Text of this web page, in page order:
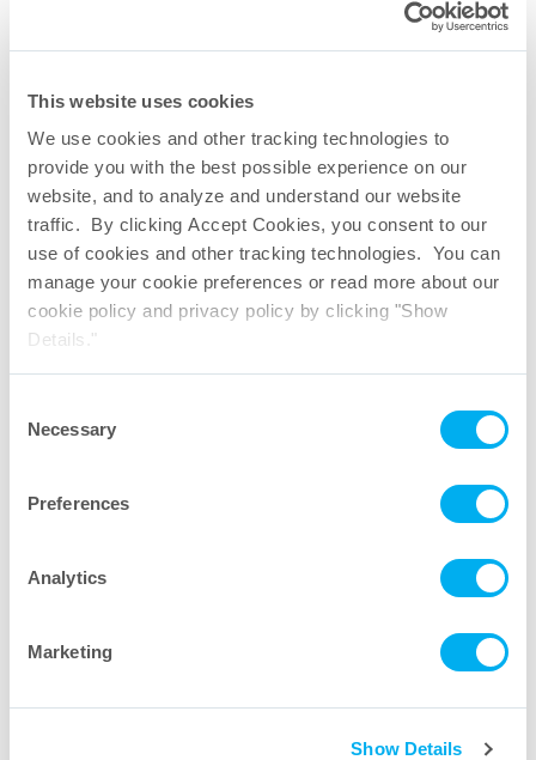
This website uses cookies
We use cookies and other tracking technologies to
provide you with the best possible experience on our
website, and to analyze and understand our website
traffic. By clicking Accept Cookies, you consent to our
use of cookies and other tracking technologies. You can
manage your cookie preferences or read more about our
cookie policy and privacy policy by clicking "Show
Details."
Selection
Necessary
Preferences
Analytics
Marketing
Show Details